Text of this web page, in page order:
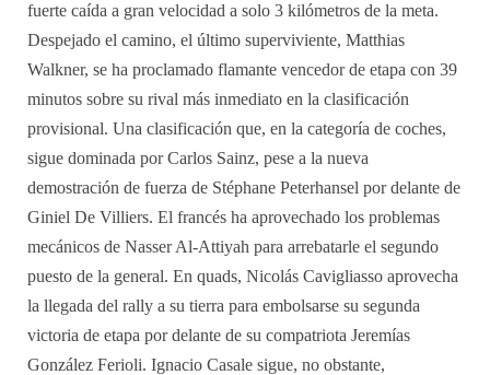
fuerte caída a gran velocidad a solo 3 kilómetros de la meta.
Despejado el camino, el último superviviente, Matthias
Walkner, se ha proclamado flamante vencedor de etapa con 39
minutos sobre su rival más inmediato en la clasificación
provisional. Una clasificación que, en la categoría de coches,
sigue dominada por Carlos Sainz, pese a la nueva
demostración de fuerza de Stéphane Peterhansel por delante de
Giniel De Villiers. El francés ha aprovechado los problemas
mecánicos de Nasser Al-Attiyah para arrebatarle el segundo
puesto de la general. En quads, Nicolás Cavigliasso aprovecha
la llegada del rally a su tierra para embolsarse su segunda
victoria de etapa por delante de su compatriota Jeremías
González Ferioli. Ignacio Casale sigue, no obstante,